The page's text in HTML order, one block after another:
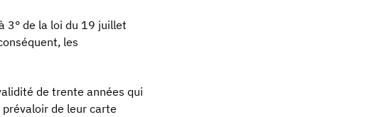
3° de la loi du 19 juillet
les
de trente années qui
de leur carte